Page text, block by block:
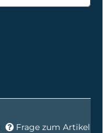
Frage zum Artikel